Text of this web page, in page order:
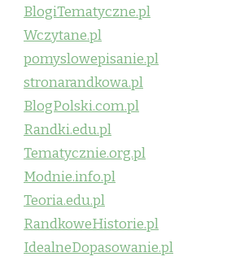
BlogiTematyczne.pl
Wczytane.pl
pomyslowepisanie.pl
stronarandkowa.pl
BlogPolski.com.pl
Randki.edu.pl
Tematycznie.org.pl
Modnie.info.pl
Teoria.edu.pl
RandkoweHistorie.pl
IdealneDopasowanie.pl